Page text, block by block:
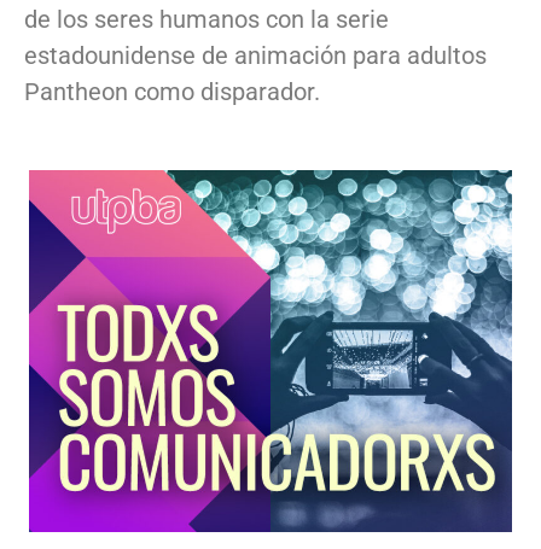
de los seres humanos con la serie
estadounidense de animación para adultos
Pantheon como disparador.